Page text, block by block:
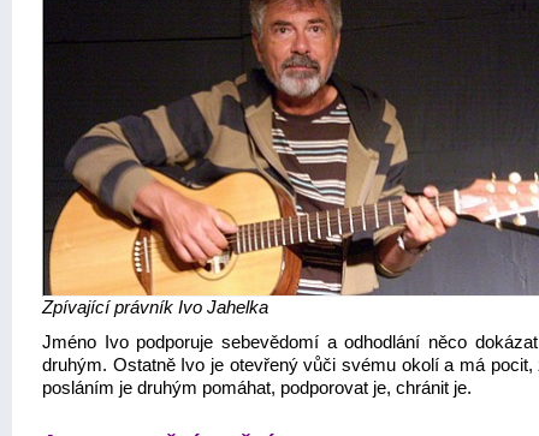
Zpívající právník Ivo Jahelka
Jméno Ivo podporuje sebevědomí a odhodlání něco
druhým. Ostatně Ivo je otevřený vůči svému okolí a má pocit,
posláním je druhým pomáhat, podporovat je, chránit je.